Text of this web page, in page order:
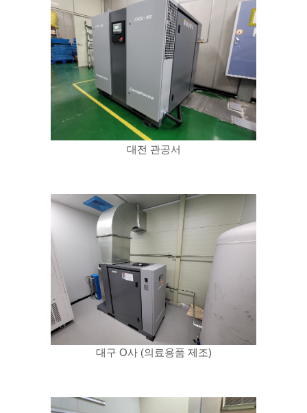
대전 관공서
대구 O사 (의료용품 제조)